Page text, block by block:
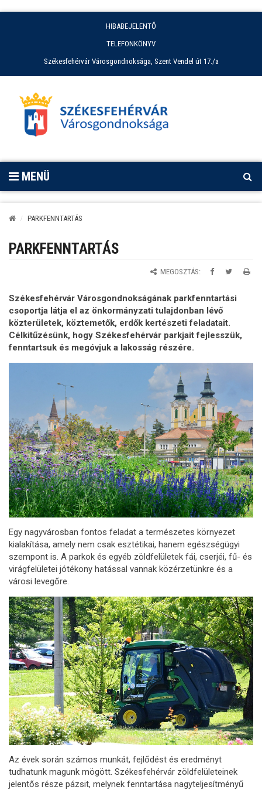
HIBABEJELENTŐ
TELEFONKÖNYV
Székesfehérvár Városgondnoksága, Szent Vendel út 17./a
MENÜ
PARKFENNTARTÁS
PARKFENNTARTÁS
MEGOSZTÁS:
Székesfehérvár Városgondnokságának parkfenntartási
csoportja látja el az önkormányzati tulajdonban lévő
közterületek, köztemetők, erdők kertészeti feladatait.
Célkitűzésünk, hogy Székesfehérvár parkjait fejlesszük,
fenntartsuk és megóvjuk a lakosság részére.
Egy nagyvárosban fontos feladat a természetes környezet
kialakítása, amely nem csak esztétikai, hanem egészségügyi
szempont is. A parkok és egyéb zöldfelületek fái, cserjéi, fű- és
virágfelületei jótékony hatással vannak közérzetünkre és a
városi levegőre.
Az évek során számos munkát, fejlődést és eredményt
tudhatunk magunk mögött. Székesfehérvár zöldfelületeinek
jelentős része pázsit, melynek fenntartása nagyteljesítményű